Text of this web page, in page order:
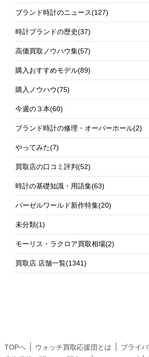
ブランド時計のニュース(127)
時計ブランドの歴史(37)
高価買取ノウハウ集(57)
購入おすすめモデル(89)
購入ノウハウ(75)
今週の３本(60)
ブランド時計の修理・オーバーホール(2)
やってみた(7)
買取店の口コミ評判(52)
時計の基礎知識・用語集(63)
バーゼルワールド新作特集(20)
未分類(1)
モーリス・ラクロア買取相場(2)
買取店 店舗一覧(1341)
TOPへ ウォッチ買取応援団とは
プライ